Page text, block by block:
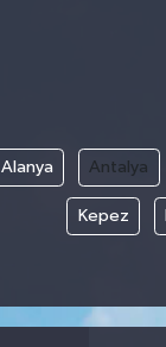
Alanya Antalya
Kepez